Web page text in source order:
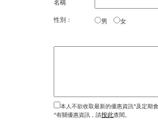
名稱
性別： 男 女
本人不欲收取最新的優惠資訊^及定期
^有關優惠資訊，請按此查閱。